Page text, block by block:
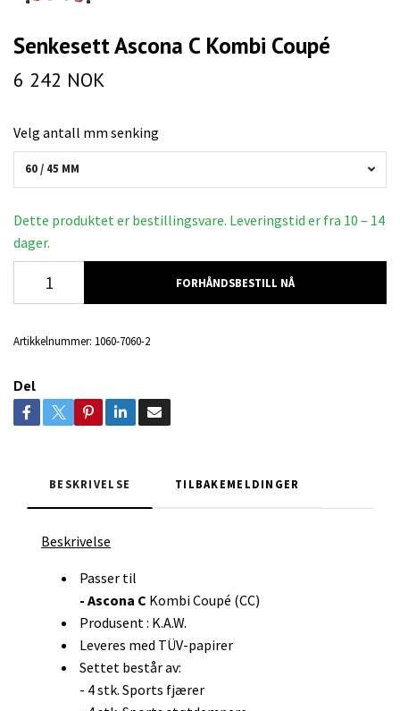
Senkesett Ascona C Kombi Coupé
6 242 NOK
Velg antall mm senking
60 / 45 MM
Dette produktet er bestillingsvare. Leveringstid er fra 10 – 14
dager.
FORHÅNDSBESTILL NÅ
Artikkelnummer: 1060-7060-2
Del
BESKRIVELSE TILBAKEMELDINGER
Beskrivelse
Passer til
- Ascona C Kombi Coupé (CC)
Produsent : K.A.W.
Leveres med TÜV-papirer
Settet består av:
- 4 stk. Sports fjærer